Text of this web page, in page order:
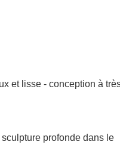
et lisse - conception à
profonde dans le